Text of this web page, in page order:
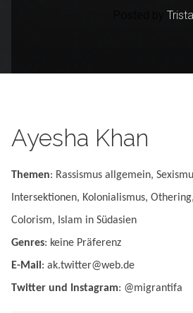
Ayesha Khan
Themen: Rassismus allgemein,
Intersektionen, Kolonialismus, Othering,
Colorism, Islam in Südasien
Genres: keine Präferenz
E-Mail: ak.twitter@web.de
Twitter und Instagram: @migrantifa